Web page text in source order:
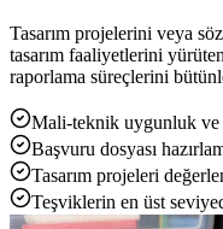
Tasarım projelerini veya
tasarım faaliyetlerini
raporlama süreçlerini
Mali-teknik uygunluk ve
Başvuru dosyası
Tasarım projeleri
Teşviklerin en üst